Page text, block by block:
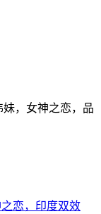
，女神之恋，品